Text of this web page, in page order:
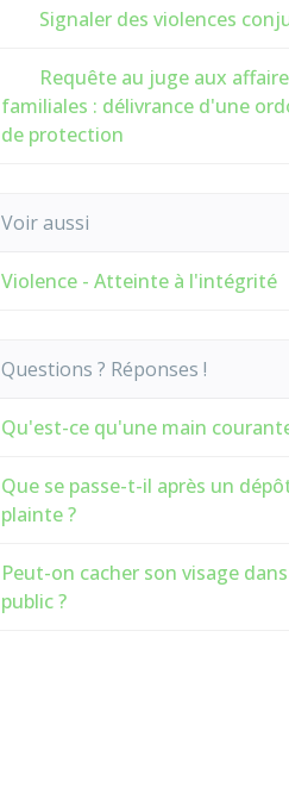
Signaler des violences
Requête au juge aux
familiales : délivrance d'une
de protection
Voir aussi
Violence - Atteinte à l'intégrité
Questions ? Réponses !
Qu'est-ce qu'une main
Que se passe-t-il après un
plainte ?
Peut-on cacher son visage
public ?